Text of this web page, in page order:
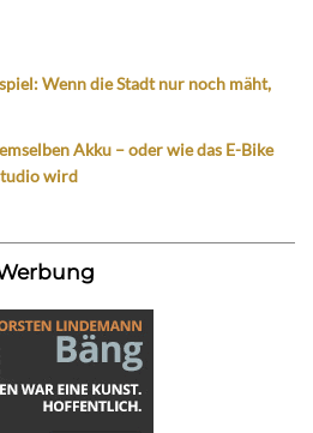
Wenn die Stadt nur noch mäht,
Akku – oder wie das E-Bike
wird